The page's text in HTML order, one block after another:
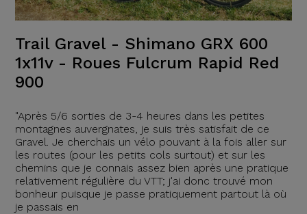
Trail Gravel - Shimano GRX 600
1x11v - Roues Fulcrum Rapid Red
900
"Après 5/6 sorties de 3-4 heures dans les petites
montagnes auvergnates, je suis très satisfait de ce
Gravel. Je cherchais un vélo pouvant à la fois aller sur
les routes (pour les petits cols surtout) et sur les
chemins que je connais assez bien après une pratique
relativement régulière du VTT; j'ai donc trouvé mon
bonheur puisque je passe pratiquement partout là où
je passais en